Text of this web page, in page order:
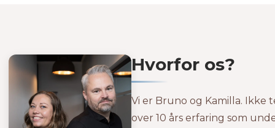
Hvorfor os?
Vi er Bruno og Kamilla. Ikke
over 10 års erfaring som